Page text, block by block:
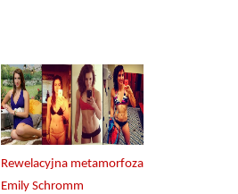
Rewelacyjna metamorfoza
Emily Schromm